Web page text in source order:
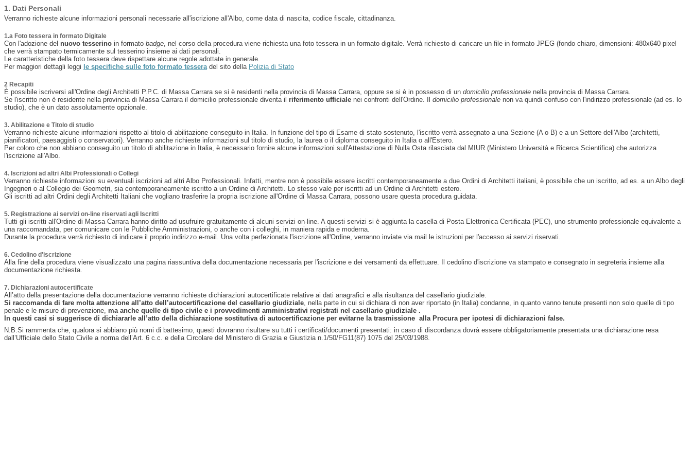
1. Dati Personali
Verranno richieste alcune informazioni personali necessarie all'iscrizione all'Albo, come data di nascita, codice fiscale, cittadinanza.
1.a Foto tessera in formato Digitale
Con l'adozione del nuovo tesserino in formato badge, nel corso della procedura viene richiesta una foto tessera in un formato digitale. Verrà richiesto di caricare un file in formato JPEG (fondo chiaro, dimensioni: 480x640 pixel
che verrà stampato termicamente sul tesserino insieme ai dati personali.
Le caratteristiche della foto tessera deve rispettare alcune regole adottate in generale.
Per maggiori dettagli leggi le specifiche sulle foto formato tesseradel sito della Polizia di Stato
2 Recapiti
È possibile iscriversi all'Ordine degli Architetti P.P.C. di Massa Carrara se si è residenti nella provincia di Massa Carrara, oppure se si è in possesso di un domicilio professionale nella provincia di Massa Carrara.
Se l'iscritto non è residente nella provincia di Massa Carrara il domicilio professionale diventa il riferimento ufficiale nei confronti dell'Ordine. Il domicilio professionale non va quindi confuso con l'indirizzo professionale (ad es. lo
studio), che è un dato assolutamente opzionale.
3. Abilitazione e Titolo di studio
Verranno richieste alcune informazioni rispetto al titolo di abilitazione conseguito in Italia. In funzione del tipo di Esame di stato sostenuto, l'iscritto verrà assegnato a una Sezione (A o B) e a un Settore dell'Albo (architetti,
pianificatori, paesaggisti o conservatori). Verranno anche richieste informazioni sul titolo di studio, la laurea o il diploma conseguito in Italia o all'Estero.
Per coloro che non abbiano conseguito un titolo di abilitazione in Italia, è necessario fornire alcune informazioni sull'Attestazione di Nulla Osta rilasciata dal MIUR (Ministero Università e Ricerca Scientifica) che autorizza
l'iscrizione all'Albo.
4. Iscrizioni ad altri Albi Professionali o Collegi
Verranno richieste informazioni su eventuali iscrizioni ad altri Albo Professionali. Infatti, mentre non è possibile essere iscritti contemporaneamente a due Ordini di Architetti italiani, è possibile che un iscritto, ad es. a un Albo degli
Ingegneri o al Collegio dei Geometri, sia contemporaneamente iscritto a un Ordine di Architetti. Lo stesso vale per iscritti ad un Ordine di Architetti estero.
Gli iscritti ad altri Ordini degli Architetti Italiani che vogliano trasferire la propria iscrizione all'Ordine di Massa Carrara, possono usare questa procedura guidata.
5. Registrazione ai servizi on-line riservati agli Iscritti
Tutti gli iscritti all'Ordine di Massa Carrara hanno diritto ad usufruire gratuitamente di alcuni servizi on-line. A questi servizi si è aggiunta la casella di Posta Elettronica Certificata (PEC), uno strumento professionale equivalente a
una raccomandata, per comunicare con le Pubbliche Amministrazioni, o anche con i colleghi, in maniera rapida e moderna.
Durante la procedura verrà richiesto di indicare il proprio indirizzo e-mail. Una volta perfezionata l'iscrizione all'Ordine, verranno inviate via mail le istruzioni per l'accesso ai servizi riservati.
6. Cedolino d'iscrizione
Alla fine della procedura viene visualizzato una pagina riassuntiva della documentazione necessaria per l'iscrizione e dei versamenti da effettuare. Il cedolino d'iscrizione va stampato e consegnato in segreteria insieme alla
documentazione richiesta.
7. Dichiarazioni autocertificate
All’atto della presentazione della documentazione verranno richieste dichiarazioni autocertificate relative ai dati anagrafici e alla risultanza del casellario giudiziale.
Si raccomanda di fare molta attenzione all’atto dell’autocertificazione del casellario giudiziale, nella parte in cui si dichiara di non aver riportato (in Italia) condanne, in quanto vanno tenute presenti non solo quelle di tipo
penale e le misure di prevenzione, ma anche quelle di tipo civile e i provvedimenti amministrativi registrati nel casellario giudiziale .
In questi casi si suggerisce di dichiararle all’atto della dichiarazione sostitutiva di autocertificazione per evitarne la trasmissione alla Procura per ipotesi di dichiarazioni false.
N.B.Si rammenta che, qualora si abbiano più nomi di battesimo, questi dovranno risultare su tutti i certificati/documenti presentati: in caso di discordanza dovrà essere obbligatoriamente presentata una dichiarazione resa
dall’Ufficiale dello Stato Civile a norma dell’Art. 6 c.c. e della Circolare del Ministero di Grazia e Giustizia n.1/50/FG11(87) 1075 del 25/03/1988.